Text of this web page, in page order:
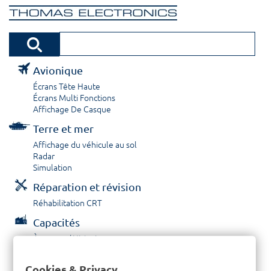
Avionique
Écrans Tête Haute
Écrans Multi Fonctions
Affichage De Casque
Terre et mer
Affichage du véhicule au sol
Radar
Simulation
Réparation et révision
Réhabilitation CRT
Capacités
À propos / Historique